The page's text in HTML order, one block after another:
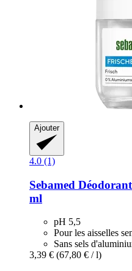
Ajouter
4.0 (1)
Sebamed
ml
pH 5,5
Pour les aisselles
Sans sels
3,39 € (67,80 € / l)